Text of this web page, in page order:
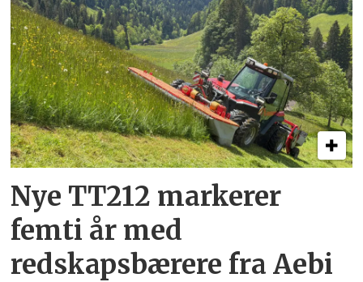
Nye TT212 markerer
femti år­ med
redskapsbærere fra Aebi